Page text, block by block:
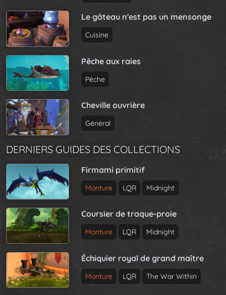
Le gâteau n'est pas un mensonge
Cuisine
Pêche aux raies
Pêche
Cheville ouvrière
Général
DERNIERS GUIDES DES COLLECTIONS
Firmami primitif
Monture LQR Midnight
Coursier de traque-proie
Monture LQR Midnight
Échiquier royal de grand maître
Monture LQR The War Within